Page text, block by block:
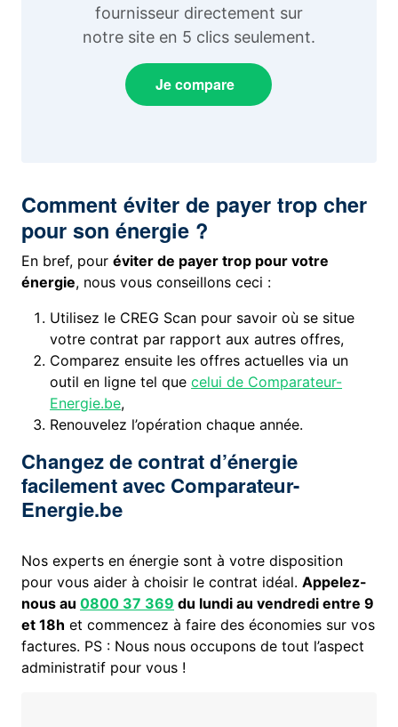
fournisseur directement sur
notre site en 5 clics seulement.
Je compare
Comment éviter de payer trop cher
pour son énergie ?
En bref, pouréviter de payer trop pour votre
énergie, nous vous conseillons ceci :
Utilisez le CREG Scan pour savoir où se situe
votre contrat par rapport aux autres offres,
Comparez ensuite les offres actuelles via un
outil en ligne tel quecelui de Comparateur-
Energie.be,
Renouvelez l’opération chaque année.
Changez de contrat d’énergie
facilement avec Comparateur-
Energie.be
Nos experts en énergie sont à votre disposition
pour vous aider à choisir le contrat idéal.Appelez-
nous au0800 37 369 du lundi au vendredi entre 9
et 18h et commencez à faire des économies sur vos
factures. PS : Nous nous occupons de tout l’aspect
administratif pour vous !